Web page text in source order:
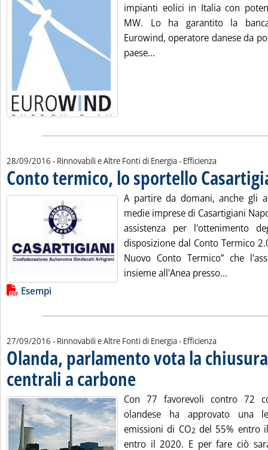
impianti eolici in Italia con
MW. Lo ha garantito la
Eurowind, operatore danese da
paese...
28/09/2016 - Rinnovabili e Altre Fonti di Energia - Efficienza
Conto termico, lo sportello
A partire da domani, anche gli
medie imprese di Casartigiani
assistenza per l'ottenimento
disposizione dal Conto Termico
Nuovo Conto Termico” che
insieme all'Anea presso...
Lista allegati PDF alla notizia
Esempi
27/09/2016 - Rinnovabili e Altre Fonti di Energia - Efficienza
Olanda, parlamento vota la
centrali a carbone
Con 77 favorevoli contro 72
olandese ha approvato una
emissioni di CO2 del 55% entro
entro il 2020. E per fare ciò